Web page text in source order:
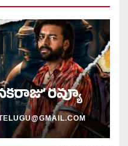
రివ్యూ